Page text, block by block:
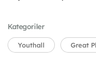
Kategoriler
Youthall Great